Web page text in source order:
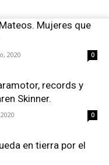
Mujeres que
2020 0
records y
Skinner.
0
en tierra por el